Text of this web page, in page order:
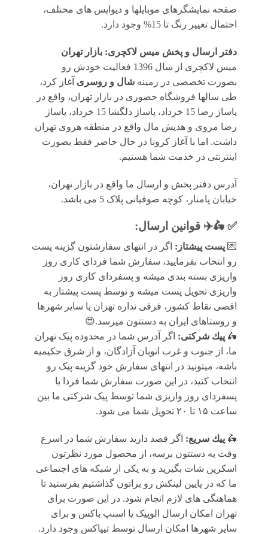
صفحه نمایشگرهای موبایلها و دیوایس های مختلف،
احتمال تغییر رنگ تا 15% وجود دارد.
دفتر ارسال و پخش میس لاکچری: بازار تهران
میس لاکچری از سال 1396 فعالیت خودش رو
بصورت تخصصی در زمینه شال و روسری آغاز کرد،
طی سالها فروشگاه حضوری در بازار تهران، واقع در
پاساژ رضا 15 خرداد، پاساژ دلگشا 15 خرداد، پاساژ
رضا مروی و هدیش مال واقع در منطقه هروی تهران
داشت. اما با آغاز کرونا در حال حاضر فقط بصورت
اینترنتی در خدمت شما هستیم.
آدرس دفتر پخش و ارسال ما واقع در بازار تهران،
خیابان پامنار، کوچه صوفیانی پلاک 5 می باشد.
✅ 🛵✈️ قوانين ارسال:
💌 پست پیشتاز: اگر در انتهای سفارشتون گزینه پست
رو انتخاب بفرمایید، سفارش شما فردای کاری روز
واریزی بسته بندی میشه و پسفردای کاری روز
واریزی تحویل پست میشه و توسط پست پیشتاز به
اقصی نقاط کشور، فرقی نداره تهران یا سایر شهرها
و روستاهای ایران به دستتون میرسد.😍
🛵 پيك شرکتی: اگر آدرس شما در محدوده پیک تهران
ما، از جنوب و غرب اتوبان آزادگان، و از شرق حکیمیه
باشه، میتونید در انتهای سفارش خود گزینه پیک رو
انتخاب کنید، در این صورت سفارش شما فردا یا
پسفردای روز واريزى شما توسط پیک شرکتی ما بين
ساعت ۱۵ تا ٢٠ تحويل شما مى شود.
🛵 پيك سریع: اگر قصد دارید سفارش شما در اسرع
وقت به دستتون برسه، از محصول مورد نظرتون
اسکرین شات بگیرید و به یکی از شبکه های اجتماعی
ما که در پایین لینکش رو براتون گذاشتیم بفرستید تا
هماهنگی های لازم انجام شود. در این صورت برای
تهران امکان ارسال الوپیک یا اسنپ باکس و برای
سایر شهرها امکان ارسال توسط تیپاکس وجود دارد.